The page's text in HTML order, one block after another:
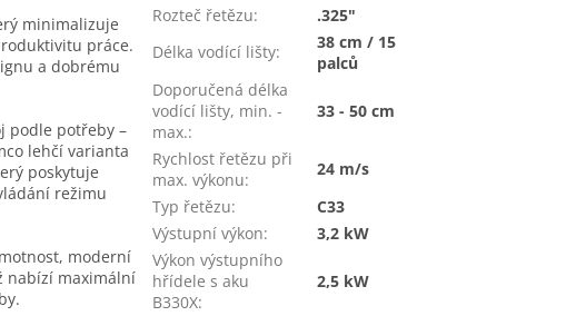
minimalizuje
práce.
a dobrému
podle potřeby –
lehčí varianta
poskytuje
režimu
moderní
nabízí maximální
Rozteč řetězu:
.325"
Délka vodící lišty:
38 cm / 15
palců
Doporučená délka
vodící lišty, min. -
max.:
33 - 50 cm
Rychlost řetězu při
max. výkonu:
24 m/s
Typ řetězu:
C33
Výstupní výkon:
3,2 kW
Výkon výstupního
hřídele s aku
B330X:
2,5 kW